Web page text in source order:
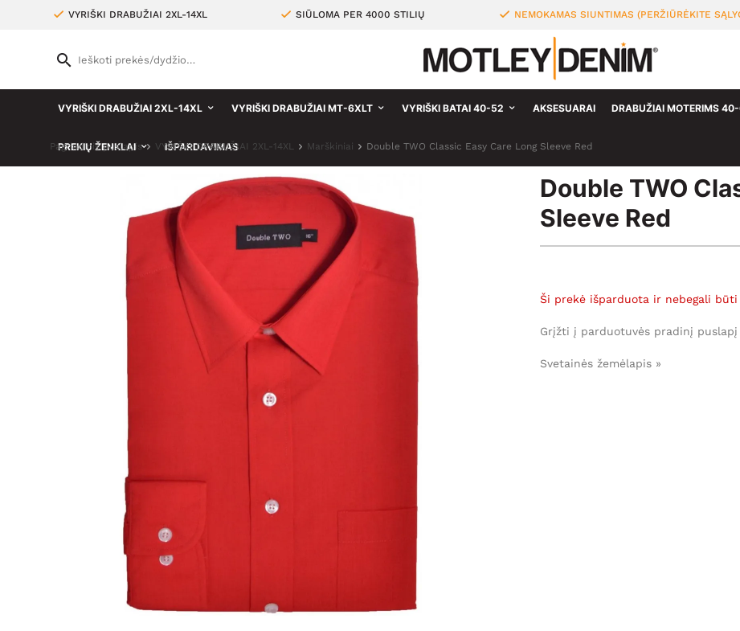
VYRIŠKI DRABUŽIAI 2XL-14XL SIŪLOMA PER 4000 STILIŲ NEMOKAMAS SIUNTIMAS (PERŽIŪRĖKITE
VYRIŠKI DRABUŽIAI 2XL-14XL VYRIŠKI DRABUŽIAI MT-6XLT VYRIŠKI BATAI 40-52 AKSESUARAI DRABUŽIAI MOTERIMS
PREKIŲ ŽENKLAI IŠPARDAVIMAS
Pagrindinis puslapis VYRIŠKI DRABUŽIAI 2XL-14XL Marškiniai Double TWO Classic Easy Care Long Sleeve Red
Double TWO
Sleeve Red
Ši prekė išparduota ir nebegali būti
Grįžti į parduotuvės pradinį puslapį
Svetainės žemėlapis »